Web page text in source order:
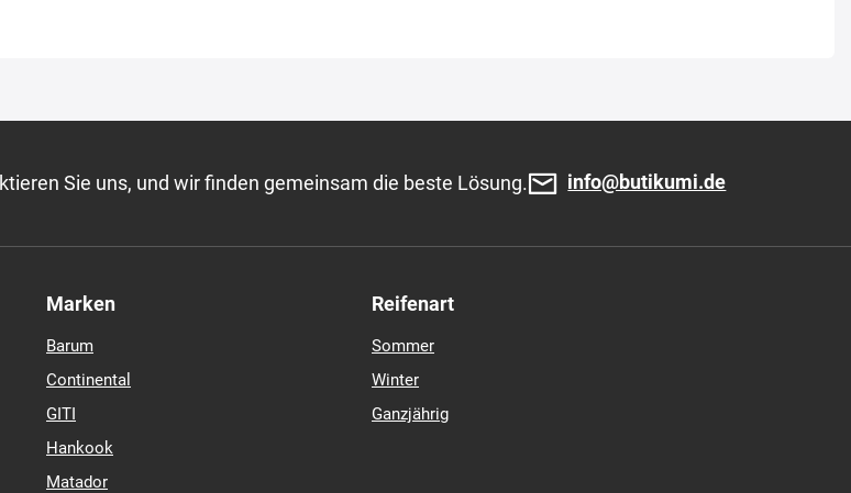
Sie uns, und wir finden gemeinsam die beste Lösung. info@butikumi.de
Marken
Barum
Continental
GITI
Hankook
Matador
Reifenart
Sommer
Winter
Ganzjährig